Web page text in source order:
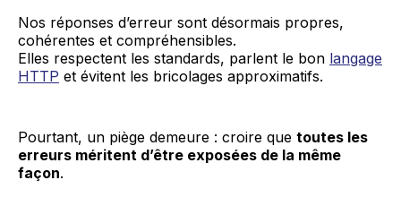
Nos réponses d’erreur sont désormais propres,
cohérentes et compréhensibles.
Elles respectent les standards, parlent le bon langage
HTTP et évitent les bricolages approximatifs.
Pourtant, un piège demeure : croire que toutes les
erreurs méritent d’être exposées de la même
façon.